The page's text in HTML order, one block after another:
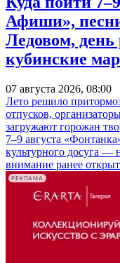
Афиши»,
Ледовом,
кубинские
07 августа 2026, 08:00
Лето решило
отпусков,
загружают горожан
7–9 августа
культурного досуга —
внимание ранее
РЕКЛАМА